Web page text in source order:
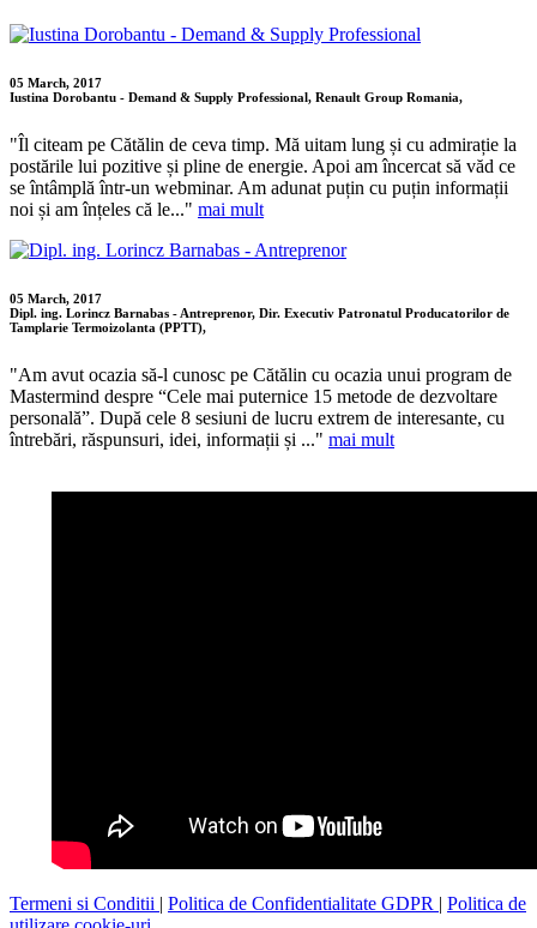
05 March, 2017
Iustina Dorobantu - Demand & Supply Professional, Renault Group Romania,
"Îl citeam pe Cătălin de ceva timp. Mă uitam lung și cu admirație la
postările lui pozitive și pline de energie. Apoi am încercat să văd ce
se întâmplă într-un webminar. Am adunat puțin cu puțin informații
noi și am înțeles că le..." mai mult
05 March, 2017
Dipl. ing. Lorincz Barnabas - Antreprenor, Dir. Executiv Patronatul Producatorilor de
Tamplarie Termoizolanta (PPTT),
"Am avut ocazia să-l cunosc pe Cătălin cu ocazia unui program de
Mastermind despre “Cele mai puternice 15 metode de dezvoltare
personală”. După cele 8 sesiuni de lucru extrem de interesante, cu
întrebări, răspunsuri, idei, informații și ..." mai mult
Termeni si Conditii | Politica de Confidentialitate GDPR | Politica de